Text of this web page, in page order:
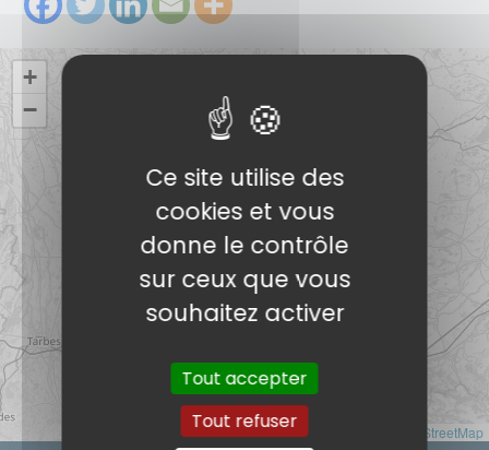
+
−
OpenStreetMap
Ce site utilise des
cookies et vous
donne le contrôle
sur ceux que vous
souhaitez activer
Tout accepter
Tout refuser